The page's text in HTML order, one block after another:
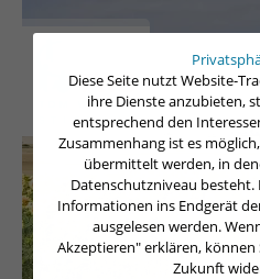
Diese Seite nutzt Website-
ihre Dienste anzubieten,
entsprechend den
Zusammenhang ist es
übermittelt werden, in
Datenschutzniveau besteht.
Informationen ins Endgerät
ausgelesen werden.
Akzeptieren" erklären,
Zukunft